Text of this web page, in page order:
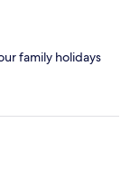
family holidays